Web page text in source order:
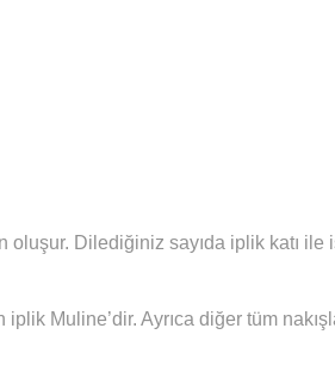
oluşur. Dilediğiniz sayıda iplik katı
Muline’dir. Ayrıca diğer tüm